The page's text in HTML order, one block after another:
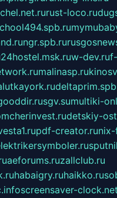
chel.net.rurust-loco.ru
ngr.spb.ru
24hostel.msk.ruw-dev.ru
malinasp.ru
sgv.sumultiki-
cherinvest.rudetskiy-
pdf-creator.ru
aeforums.ruzallclub.ru
habaigry.ruhaikko.ru
screensaver-